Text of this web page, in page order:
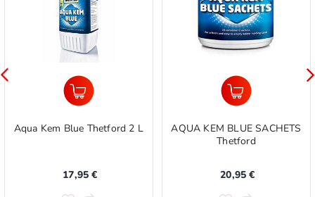
Aqua Kem Blue Thetford 2 L
17,95 €
AQUA KEM BLUE SACHETS
Thetford
20,95 €